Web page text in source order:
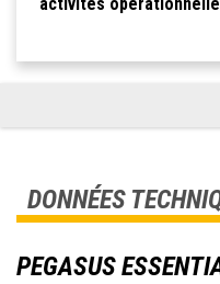
activités
DONNÉES
PEGASUS